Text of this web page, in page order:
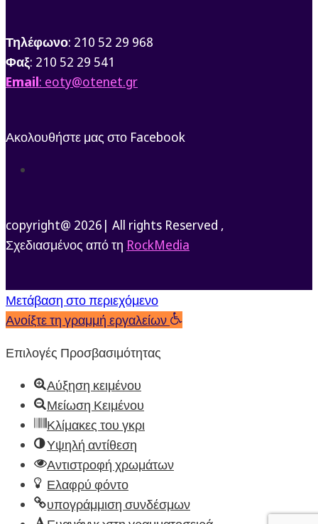
Τηλέφωνο: 210 52 29 968
Φαξ: 210 52 29 541
Email: eoty@otenet.gr
Ακολουθήστε μας στο Facebook
copyright@ 2026| All rights Reserved ,
Σχεδιασμένος από τη RockMedia
Μετάβαση στο περιεχόμενο
Ανοίξτε τη γραμμή εργαλείων
Επιλογές Προσβασιμότητας
Αύξηση κειμένου
Μείωση Κειμένου
Κλίμακες του γκρι
Υψηλή αντίθεση
Αντιστροφή χρωμάτων
Ελαφρύ φόντο
υπογράμμιση συνδέσμων